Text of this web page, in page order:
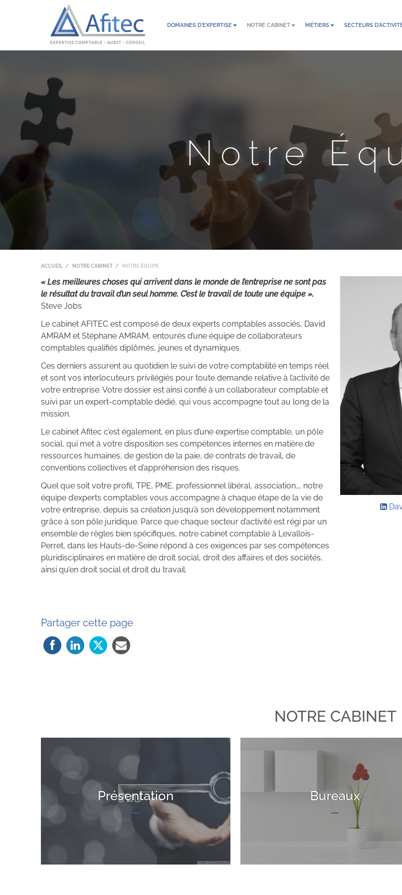
DOMAINES D'EXPERTISE NOTRE CABINET MÉTIERS SECTEURS
Notre
ACCUEIL NOTRE CABINET NOTRE ÉQUIPE
« Les meilleures choses qui arrivent dans le monde de l’entreprise ne sont pas
le résultat du travail d’un seul homme. C’est le travail de toute une équipe ».
Steve Jobs
Le cabinet AFITEC est composé de deux experts comptables associés, David
AMRAM et Stéphane AMRAM, entourés d’une équipe de collaborateurs
comptables qualifiés diplômés, jeunes et dynamiques.
Ces derniers assurent au quotidien le suivi de votre comptabilité en temps réel
et sont vos interlocuteurs privilégiés pour toute demande relative à l’activité de
votre entreprise. Votre dossier est ainsi confié à un collaborateur comptable et
suivi par un expert-comptable dédié, qui vous accompagne tout au long de la
mission.
Le cabinet Afitec c’est également, en plus d’une expertise comptable, un pôle
social, qui met à votre disposition ses compétences internes en matière de
ressources humaines, de gestion de la paie, de contrats de travail, de
conventions collectives et d’appréhension des risques.
Quel que soit votre profil, TPE, PME, professionnel libéral, association…, notre
équipe d’experts comptables vous accompagne à chaque étape de la vie de
votre entreprise, depuis sa création jusqu’à son développement notamment
grâce à son pôle juridique. Parce que chaque secteur d’activité est régi par un
ensemble de règles bien spécifiques, notre cabinet comptable à Levallois-
Perret, dans les Hauts-de-Seine répond à ces exigences par ses compétences
pluridisciplinaires en matière de droit social, droit des affaires et des sociétés,
ainsi qu’en droit social et droit du travail.
Partager cette page
NOTRE CABINET
Présentation Bureaux